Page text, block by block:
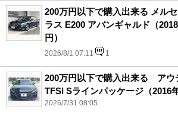
200万円以下で購入出来る メル
ラス E200 アバンギャルド（
円）
2026/8/1 07:11 1
200万円以下で購入出来る アウ
TFSI Sラインパッケージ（2016
2026/7/31 08:05